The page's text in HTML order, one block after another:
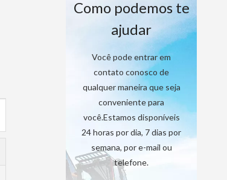
Como podemos te
ajudar
Você pode entrar em
contato conosco de
qualquer maneira que seja
conveniente para
você.Estamos disponíveis
24 horas por dia, 7 dias por
semana, por e-mail ou
telefone.